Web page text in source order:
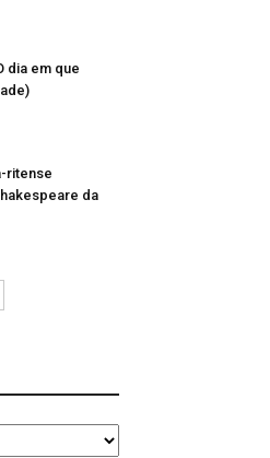
dia em que
ritense
da